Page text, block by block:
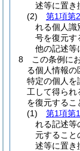
述等に置き
(2)
第1項第
れる個人識
号を復元す
他の記述等
8
この条例に
る個人情報の
特定の個人を
工して得られ
を復元するこ
(1)
第1項第
れる記述等
元すること
述等に置き